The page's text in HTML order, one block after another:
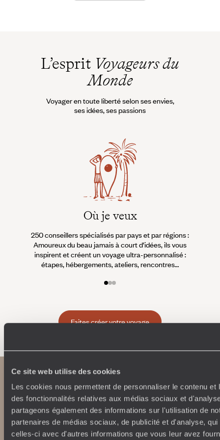
Ce site web utilise des cookies
Les cookies nous permettent de personnaliser le contenu et
des fonctionnalités relatives aux médias sociaux et
partageons également des informations sur l'utilisation de
partenaires de médias sociaux, de publicité et d'analyse,
celles-ci avec d'autres informations que vous leur avez
L’esprit Voyageurs du
Monde
Voyager en toute liberté selon ses envies,
ses idées, ses passions
Où je veux
250 conseillers spécialisés par pays et par régions :
Amoureux du beau jamais à court d’idées, ils vous
inspirent et créent un voyage ultra-personnalisé :
étapes, hébergements, ateliers, rencontres…
Faites créer votre voyage